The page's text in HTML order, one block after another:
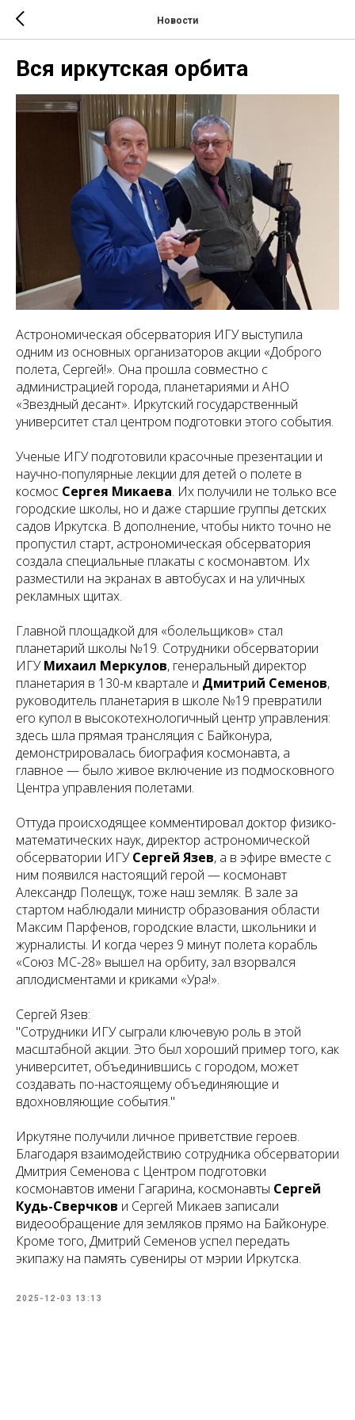
Новости
Вся иркутская орбита
Астрономическая обсерватория ИГУ выступила
одним из основных организаторов акции «Доброго
полета, Сергей!». Она прошла совместно с
администрацией города, планетариями и АНО
«Звездный десант». Иркутский государственный
университет стал центром подготовки этого события.
Ученые ИГУ подготовили красочные презентации и
научно-популярные лекции для детей о полете в
космос Сергея Микаева. Их получили не только все
городские школы, но и даже старшие группы детских
садов Иркутска. В дополнение, чтобы никто точно не
пропустил старт, астрономическая обсерватория
создала специальные плакаты с космонавтом. Их
разместили на экранах в автобусах и на уличных
рекламных щитах.
Главной площадкой для «болельщиков» стал
планетарий школы №19. Сотрудники обсерватории
ИГУМихаил Меркулов, генеральный директор
планетария в 130-м квартале и Дмитрий Семенов,
руководитель планетария в школе №19 превратили
его купол в высокотехнологичный центр управления:
здесь шла прямая трансляция с Байконура,
демонстрировалась биография космонавта, а
главное — было живое включение из подмосковного
Центра управления полетами.
Оттуда происходящее комментировал доктор физико-
математических наук, директор астрономической
обсерватории ИГУСергей Язев, а в эфире вместе с
ним появился настоящий герой — космонавт
Александр Полещук, тоже наш земляк. В зале за
стартом наблюдали министр образования области
Максим Парфенов, городские власти, школьники и
журналисты. И когда через 9 минут полета корабль
«Союз МС-28» вышел на орбиту, зал взорвался
аплодисментами и криками «Ура!».
Сергей Язев:
"Сотрудники ИГУ сыграли ключевую роль в этой
масштабной акции. Это был хороший пример того, как
университет, объединившись с городом, может
создавать по-настоящему объединяющие и
вдохновляющие события."
Иркутяне получили личное приветствие героев.
Благодаря взаимодействию сотрудника обсерватории
Дмитрия Семенова с Центром подготовки
космонавтов имени Гагарина, космонавты Сергей
Кудь-Сверчков и Сергей Микаев записали
видеообращение для земляков прямо на Байконуре.
Кроме того, Дмитрий Семенов успел передать
экипажу на память сувениры от мэрии Иркутска.
2025-12-03 13:13